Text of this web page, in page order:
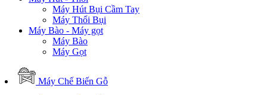
Máy Hút Bụi Cầm Tay
Máy Thổi Bụi
Máy Bào - Máy gọt
Máy Bào
Máy Gọt
Máy Chế Biến Gỗ